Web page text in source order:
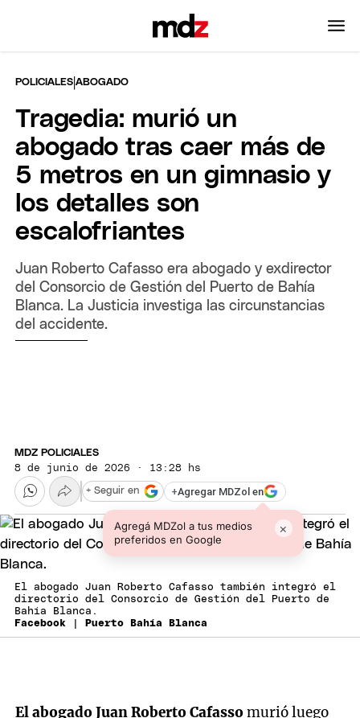
POLICIALES |ABOGADO
Tragedia: murió un
abogado tras caer más de
5 metros en un gimnasio y
los detalles son
escalofriantes
Juan Roberto Cafasso era abogado y exdirector
del Consorcio de Gestión del Puerto de Bahía
Blanca. La Justicia investiga las circunstancias
del accidente.
MDZ POLICIALES
8 de junio de 2026 · 13:28 hs
+Agregar MDZol en
Agregá MDZol a tus medios
preferidos en Google
×
+ Seguir en
El abogado Juan Roberto Cafasso también integró el
directorio del Consorcio de Gestión del Puerto de
Bahía Blanca.
Facebook | Puerto Bahía Blanca
El abogado Juan Roberto Cafassomurió luego